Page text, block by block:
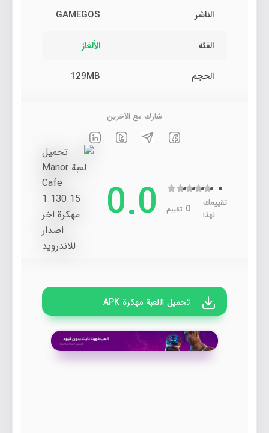
الناشر GAMEGOS
الفئه الألغاز
الحجم 129MB
شارك مع الآخرين
تقييمك
لهذا
0 تقييم 0.0
تحميل اللعبة مهكرة APK